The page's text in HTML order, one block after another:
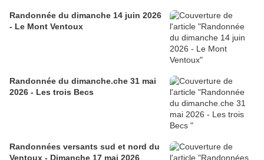
Randonnée du dimanche 14 juin 2026
- Le Mont Ventoux
Randonnée du dimanche.che 31 mai
2026 - Les trois Becs
Randonnées versants sud et nord du
Ventoux - Dimanche 17 mai 2026